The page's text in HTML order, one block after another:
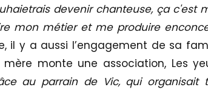
devenir chanteuse, ça c'est
mon métier et me produire
il y a aussi l’engagement de sa
mère monte une association, Les
au parrain de Vic, qui